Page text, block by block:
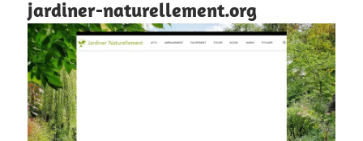
jardiner-naturellement.org